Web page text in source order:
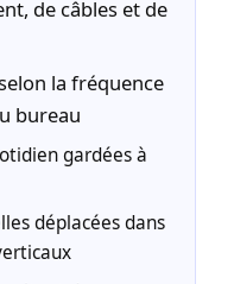
de câbles et de
la fréquence
bureau
gardées à
déplacées dans